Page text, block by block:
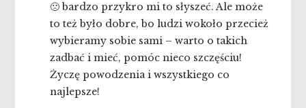
🙁 bardzo przykro mi to słyszeć. Ale może
to też było dobre, bo ludzi wokoło przecież
wybieramy sobie sami – warto o takich
zadbać i mieć, pomóc nieco szczęściu!
Życzę powodzenia i wszystkiego co
najlepsze!